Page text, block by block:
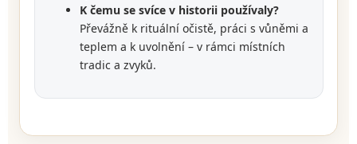
K čemu se svíce v historii používaly?
Převážně k rituální očistě, práci s vůněmi a
teplem a k uvolnění – v rámci místních
tradic a zvyků.